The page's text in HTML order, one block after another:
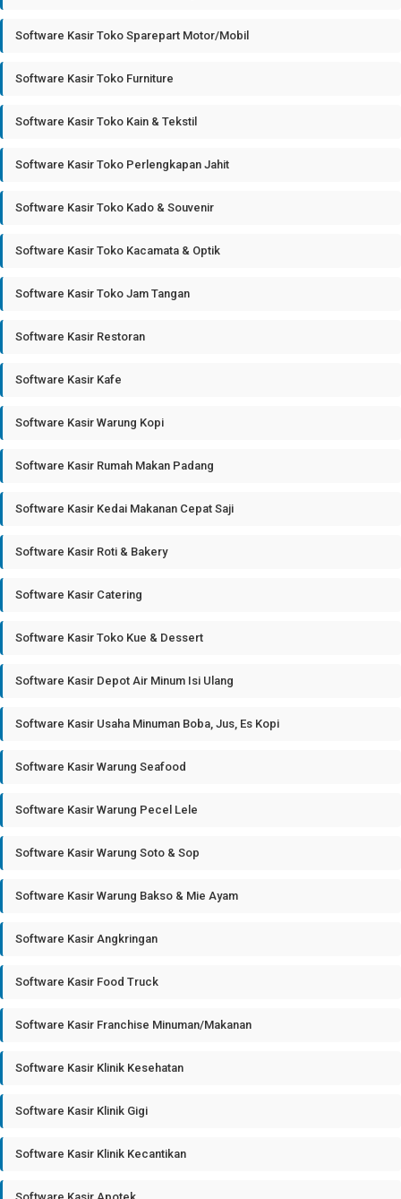
Software Kasir Toko Sparepart Motor/Mobil
Software Kasir Toko Furniture
Software Kasir Toko Kain & Tekstil
Software Kasir Toko Perlengkapan Jahit
Software Kasir Toko Kado & Souvenir
Software Kasir Toko Kacamata & Optik
Software Kasir Toko Jam Tangan
Software Kasir Restoran
Software Kasir Kafe
Software Kasir Warung Kopi
Software Kasir Rumah Makan Padang
Software Kasir Kedai Makanan Cepat Saji
Software Kasir Roti & Bakery
Software Kasir Catering
Software Kasir Toko Kue & Dessert
Software Kasir Depot Air Minum Isi Ulang
Software Kasir Usaha Minuman Boba, Jus, Es Kopi
Software Kasir Warung Seafood
Software Kasir Warung Pecel Lele
Software Kasir Warung Soto & Sop
Software Kasir Warung Bakso & Mie Ayam
Software Kasir Angkringan
Software Kasir Food Truck
Software Kasir Franchise Minuman/Makanan
Software Kasir Klinik Kesehatan
Software Kasir Klinik Gigi
Software Kasir Klinik Kecantikan